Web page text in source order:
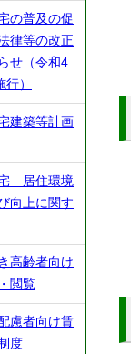
の普及の促
律等の改正
せ（令和4
）
建築等計画
居住環境
向上に関す
高齢者向け
閲覧
慮者向け賃
度